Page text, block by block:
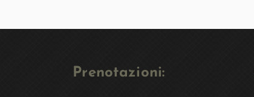
Prenotazioni: